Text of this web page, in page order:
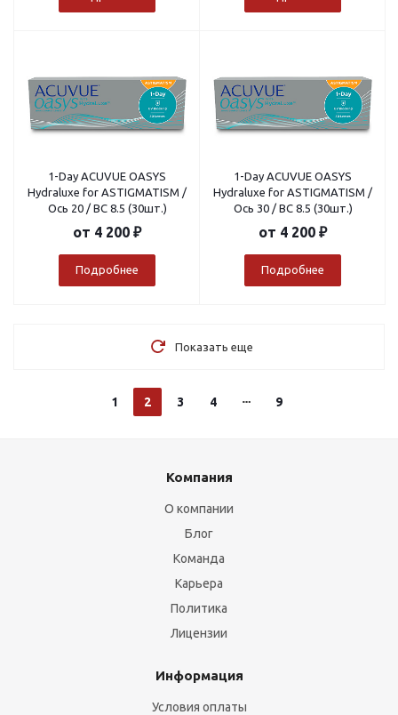
1-Day ACUVUE OASYS
Hydraluxe for ASTIGMATISM /
Ось 20 / BC 8.5 (30шт.)
от 4 200 ₽
Подробнее
1-Day ACUVUE OASYS
Hydraluxe for ASTIGMATISM /
Ось 30 / BC 8.5 (30шт.)
от 4 200 ₽
Подробнее
Показать еще
1 2 3 4 9
Компания
О компании
Блог
Команда
Карьера
Политика
Лицензии
Информация
Условия оплаты